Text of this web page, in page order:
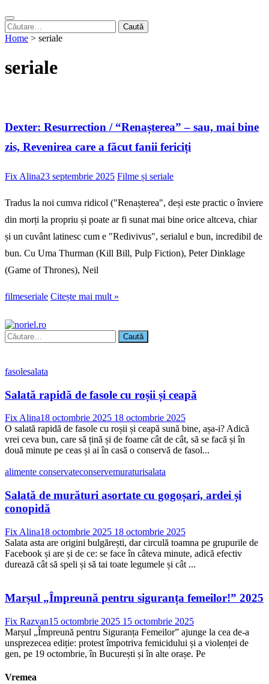
Caută
după:
Home > seriale
seriale
Dexter: Resurrection / “Renașterea” – sau, mai bine
zis, Revenirea care a făcut fanii fericiți
Fix Alina23 septembrie 2025 Filme și seriale
Tradus la noi cumva ridicol ("Renașterea", deși este practic o înviere
din morți la propriu și poate ar fi sunat mai bine orice altceva, chiar
și un cuvânt latinesc cum e "Redivivus", serialul e bun, incredibil de
bun. Cu Uma Thurman (Kill Bill, Pulp Fiction), Peter Dinklage
(Game of Thrones), Neil
filmeseriale Citește mai mult »
Caută
după:
fasolesalata
Salată rapidă de fasole cu roșii și ceapă
Fix Alina18 octombrie 2025 18 octombrie 2025
O salată rapidă de fasole cu roșii și ceapă sună bine, așa-i? Adică
vrei ceva bun, care să țină și de foame cât de cât, să se facă și în
două minute pe ceas și ai în casă o conservă de fasol...
alimente conservateconservemuraturisalata
Salată de murături asortate cu gogoșari, ardei și
conopidă
Fix Alina18 octombrie 2025 18 octombrie 2025
Salata asta are origini bulgărești, dar circulă toamna pe grupurile de
Facebook și are și de ce: se face în câteva minute, adică efectiv
durează cât să speli și să tai toate legumele și cât ...
Marșul „Împreună pentru siguranța femeilor!” 2025
Fix Razvan15 octombrie 2025 15 octombrie 2025
Marșul „Împreună pentru Siguranța Femeilor” ajunge la cea de-a
unsprezecea ediție: protest împotriva femicidului și a violenței de
gen, pe 19 octombrie, în București și în alte orașe. Pe
Vremea